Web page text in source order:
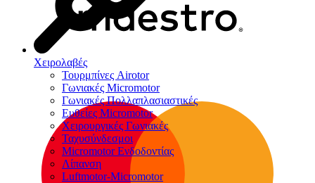
Χειρολαβές
Τουρμπίνες Airotor
Γωνιακές Micromotor
Γωνιακές Πολλαπλασιαστικές
Ευθείες Micromotor
Χειρουργικές Γωνιακές
Ταχυσύνδεσμοι
Micromotor Ενδοδοντίας
Λίπανση
Luftmotor-Micromotor